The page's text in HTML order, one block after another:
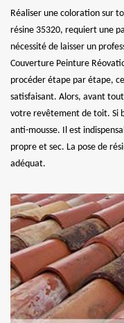
Réaliser une coloration sur
résine 35320, requiert une
nécessité de laisser un
Couverture Peinture
procéder étape par étape,
satisfaisant. Alors, avant
votre revêtement de toit. Si
anti-mousse. Il est
propre et sec. La pose de
adéquat.